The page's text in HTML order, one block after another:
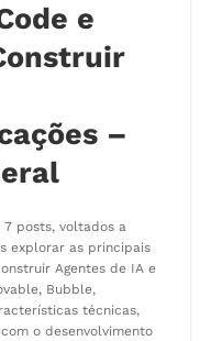
e
–
7 posts, voltados a
explorar as principais
Agentes de IA e
Bubble,
técnicas,
o desenvolvimento